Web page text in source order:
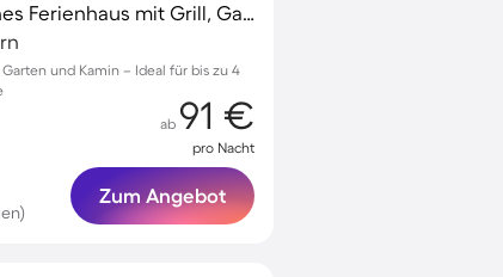
Voll ausgestattetes schönes Ferienhaus mit Grill, Garten und Terrasse | Haustierfreundlich
und Kamin – Ideal für bis zu 4
ab 91 €
pro Nacht
Zum Angebot